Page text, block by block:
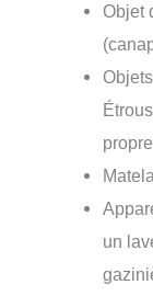
Objet
un